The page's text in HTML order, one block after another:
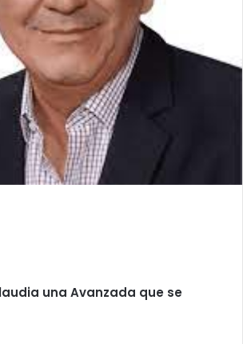
una Avanzada que se